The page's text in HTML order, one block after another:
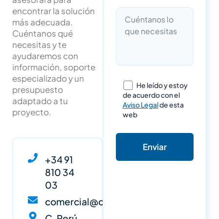
encontrar la solución
más adecuada.
Cuéntanos qué
necesitas y te
ayudaremos con
información, soporte
especializado y un
presupuesto
adaptado a tu
proyecto.
+34 91
810 34
03
comercial@cypsa.net
He leído y estoy
de acuerdo con el
Aviso Legalde esta
web